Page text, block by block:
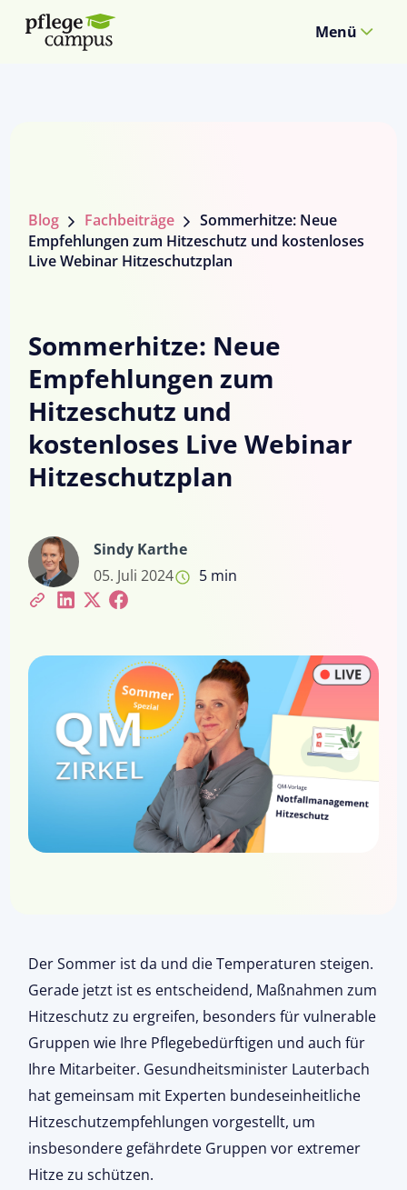
Menü
Blog Fachbeiträge
Sommerhitze: Neue
Empfehlungen zum Hitzeschutz und kostenloses
Live Webinar Hitzeschutzplan
Sommerhitze: Neue
Empfehlungen zum
Hitzeschutz und
kostenloses Live Webinar
Hitzeschutzplan
Sindy Karthe
05. Juli 2024
5 min
Der Sommer ist da und die Temperaturen steigen.
Gerade jetzt ist es entscheidend, Maßnahmen zum
Hitzeschutz zu ergreifen, besonders für vulnerable
Gruppen wie Ihre Pflegebedürftigen und auch für
Ihre Mitarbeiter. Gesundheitsminister Lauterbach
hat gemeinsam mit Experten bundeseinheitliche
Hitzeschutzempfehlungen vorgestellt, um
insbesondere gefährdete Gruppen vor extremer
Hitze zu schützen.